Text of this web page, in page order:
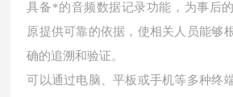
具备*的音频数据记录功能，为事后
原提供可靠的依据，使相关人员能够
确的追溯和验证。
可以通过电脑、平板或手机等多种终